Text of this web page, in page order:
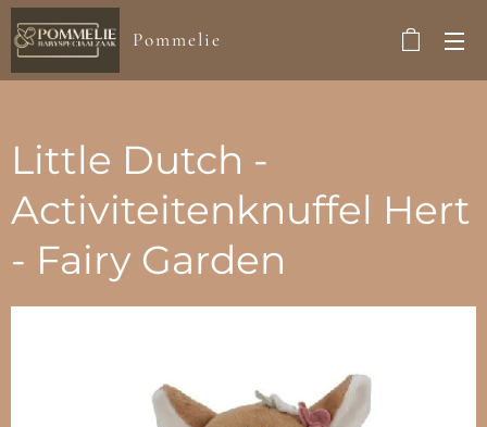
Pommelie
Little Dutch -
Activiteitenknuffel Hert
- Fairy Garden